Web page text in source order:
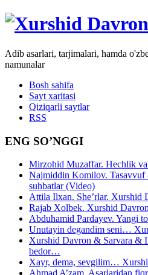
Adib asarlari, tarjimalari, hamda
namunalar
Bosh sahifa
Sayt xaritasi
Qiziqarli saytlar
RSS
ENG SO’NGGI
Mirzohid Muzaffar. Hechlik va
Najmiddin Komilov.
suhbatlar (Video)
Attila Ilxan. She’rlar. Xurshid
Rajab Xolbek. Xurshid
Abduhamid Pardayev. Yangi
Unutayin degandim seni…
Xurshid Davron & Sarvara &
bedor…
Xayr, dema, sevgilim…